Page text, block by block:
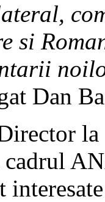
si
Dan